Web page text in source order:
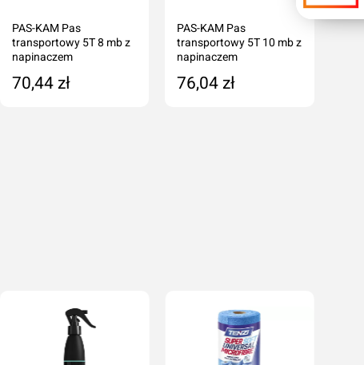
PAS-KAM Pas
transportowy 5T 8 mb z
napinaczem
70,44 zł
PAS-KAM Pas
transportowy 5T 10 mb z
napinaczem
76,04 zł